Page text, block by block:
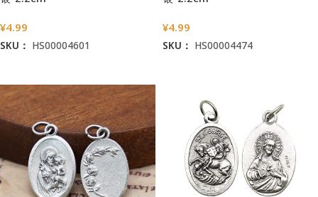
¥4.99
SKU： HS00004601
¥4.99
SKU： HS00004474